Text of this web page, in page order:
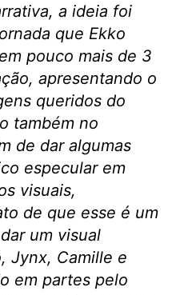
a ideia foi
que Ekko
pouco mais de 3
apresentando o
queridos do
também no
de dar algumas
especular em
visuais,
de que esse é um
um visual
Jynx, Camille e
em partes pelo